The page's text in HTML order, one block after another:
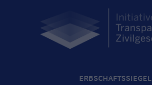
ERBSCHAFTSSIEGEL